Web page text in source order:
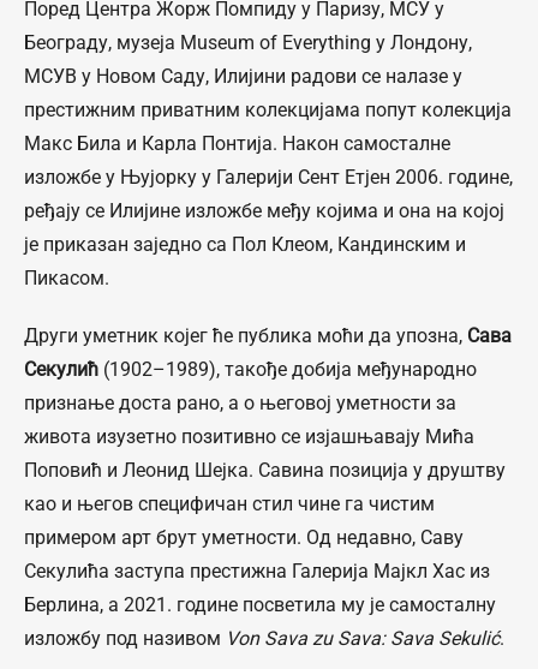
Поред Центра Жорж Помпиду у Паризу, МСУ у
Београду, музеја Museum of Everything у Лондону,
МСУВ у Новом Саду, Илијини радови се налазе у
престижним приватним колекцијама попут колекција
Макс Била и Карла Понтија. Након самосталне
изложбе у Њујорку у Галерији Сент Етјен 2006. године,
ређају се Илијине изложбе међу којима и она на којој
је приказан заједно са Пол Клеом, Кандинским и
Пикасом.
Други уметник којег ће публика моћи да упозна, Сава
Секулић (1902–1989), такође добија међународно
признање доста рано, а о његовој уметности за
живота изузетно позитивно се изјашњавају Мића
Поповић и Леонид Шејка. Савина позиција у друштву
као и његов специфичан стил чине га чистим
примером арт брут уметности. Од недавно, Саву
Секулића заступа престижна Галерија Мајкл Хас из
Берлина, а 2021. године посветила му је самосталну
изложбу под називом Von Sava zu Sava: Sava Sekulić.